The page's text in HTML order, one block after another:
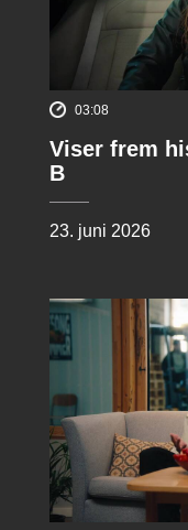
03:08
Viser frem
B
23. juni 2026